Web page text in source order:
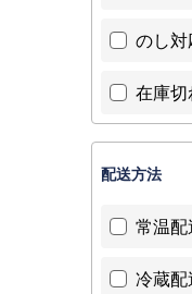
のし対
在庫切
配送方法
常温配
冷蔵配